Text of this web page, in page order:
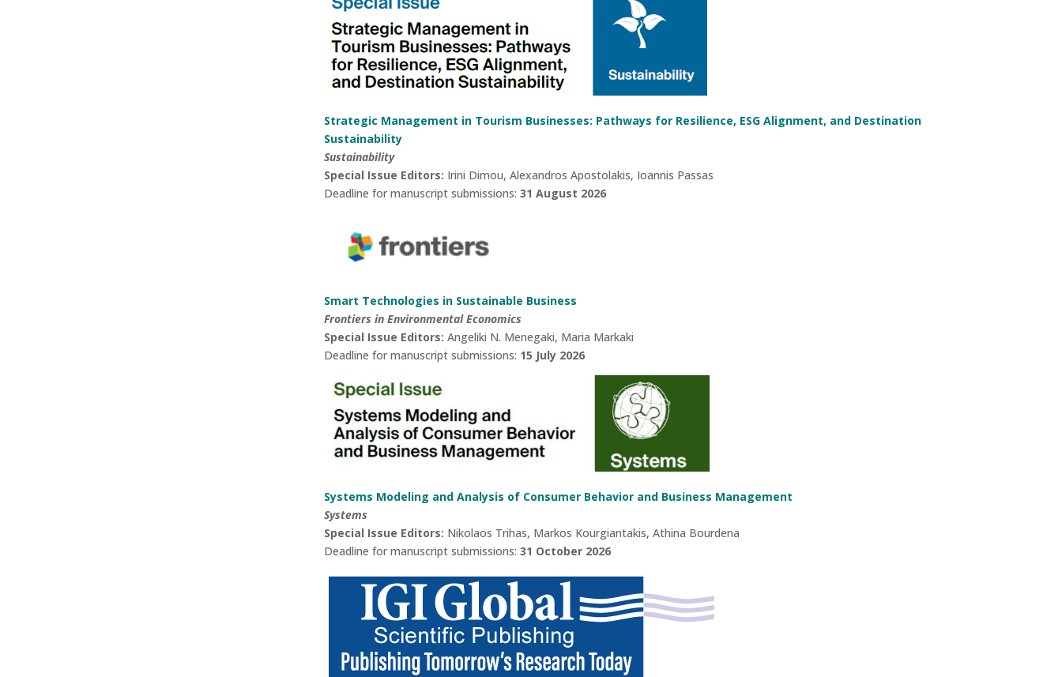
Strategic Management in Tourism Businesses: Pathways for Resilience, ESG Alignment, and Destination
Sustainability
Sustainability
Special Issue Editors: Irini Dimou, Alexandros Apostolakis, Ioannis Passas
Deadline for manuscript submissions:31 August 2026
Smart Technologies in Sustainable Business
Frontiers in Environmental Economics
Special Issue Editors: Angeliki N. Menegaki, Maria Markaki
Deadline for manuscript submissions: 15 July 2026
Systems Modeling and Analysis of Consumer Behavior and Business Management
Systems
Special Issue Editors: Nikolaos Trihas, Markos Kourgiantakis, Athina Bourdena
Deadline for manuscript submissions:31 October 2026